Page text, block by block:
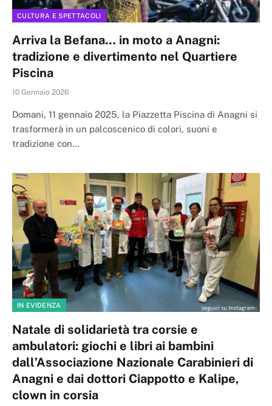
CULTURA E SPETTACOLI
Arriva la Befana… in moto a Anagni:
tradizione e divertimento nel Quartiere
Piscina
10 Gennaio 2026
Domani, 11 gennaio 2025, la Piazzetta Piscina di Anagni si
trasformerà in un palcoscenico di colori, suoni e
tradizione con…
IN EVIDENZA
Natale di solidarietà tra corsie e
ambulatori: giochi e libri ai bambini
dall’Associazione Nazionale Carabinieri di
Anagni e dai dottori Ciappotto e Kalipe,
clown in corsia